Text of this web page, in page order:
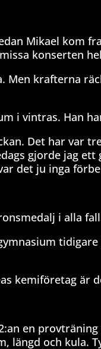
Mikael kom
konserten
Men krafterna
i vintras. Han
Det har var
gjorde jag
det ju inga
i alla
kemiföretag är
en
längd och kula.